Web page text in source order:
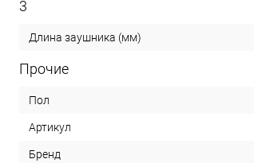
3
Длина заушника (мм)
Прочие
Пол
Артикул
Бренд